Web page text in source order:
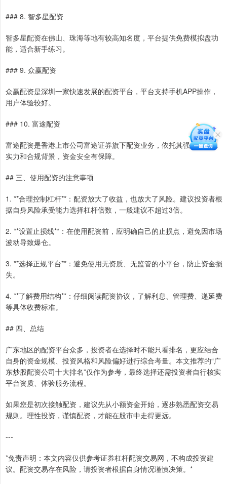
### 8. 智多星配资
智多星配资在佛山、珠海等地有较高知名度，平台提供免费模拟盘功
能，适合新手练习。
### 9. 众赢配资
众赢配资是深圳一家快速发展的配资平台，平台支持手机APP操作，
用户体验较好。
### 10. 富途配资
富途配资是香港上市公司富途证券旗下配资业务，依托其强大的技术
实力和合规背景，资金安全有保障。
## 三、使用配资的注意事项
1. **合理控制杠杆**：配资放大了收益，也放大了风险。建议投资者根
据自身风险承受能力选择杠杆倍数，一般建议不超过3倍。
2. **设置止损线**：在使用配资前，应明确自己的止损点，避免因市场
波动导致爆仓。
3. **选择正规平台**：避免使用无资质、无监管的小平台，防止资金损
失。
4. **了解费用结构**：仔细阅读配资协议，了解利息、管理费、递延费
等具体收费标准。
## 四、总结
广东地区的配资平台众多，投资者在选择时不能只看排名，更应结合
自身的资金规模、投资风格和风险偏好进行综合考量。本文推荐的“广
东炒股配资公司十大排名”仅作为参考，最终选择还需投资者自行核实
平台资质、体验服务流程。
如果您是初次接触配资，建议先从小额资金开始，逐步熟悉配资交易
规则。理性投资，谨慎配资，才能在股市中走得更远。
---
*免责声明：本文内容仅供参考证券杠杆配资交易网，不构成投资建
议。配资交易存在风险，请投资者根据自身情况谨慎决策。*